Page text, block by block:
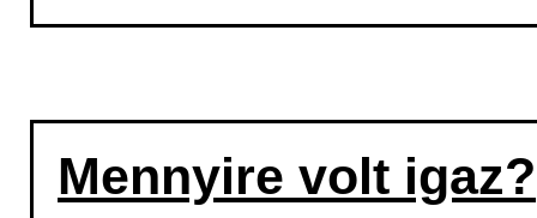
Mennyire volt igaz?